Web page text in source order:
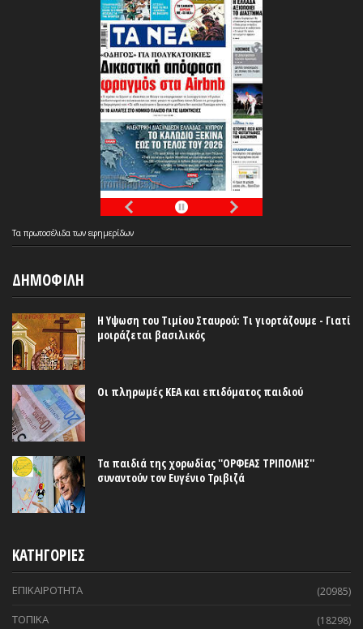
Τα πρωτοσέλιδατων εφημερίδων
ΔΗΜΟΦΙΛΗ
Η Υψωση του Τιμίου Σταυρού: Τι γιορτάζουμε - Γιατί
μοιράζεται βασιλικός
Οι πληρωμές ΚΕΑ και επιδόματος παιδιού
Τα παιδιά της χορωδίας ''ΟΡΦΕΑΣ ΤΡΙΠΟΛΗΣ''
συναντούν τον Ευγένιο Τριβιζά
ΚΑΤΗΓΟΡΙΕΣ
ΕΠΙΚΑΙΡΟΤΗΤΑ (20985)
ΤΟΠΙΚΑ (18298)